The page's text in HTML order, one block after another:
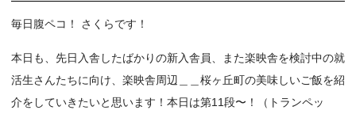
毎日腹ペコ！ さくらです！
本日も、先日入舎したばかりの新入舎員、また楽映舎を検討中の就
活生さんたちに向け、楽映舎周辺＿＿桜ヶ丘町の美味しいご飯を紹
介をしていきたいと思います！本日は第11段〜！（トランペッ